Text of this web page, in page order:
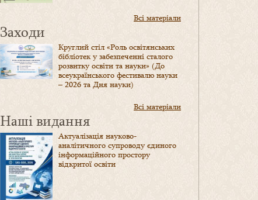
Всі матеріали
Заходи
Круглий стіл «Роль освітянських
бібліотек у забезпеченні сталого
розвитку освіти та науки» (До
всеукраїнського фестивалю науки
– 2026 та Дня науки)
Всі матеріали
Наші видання
Актуалізація науково-
аналітичного супроводу єдиного
інформаційного простору
відкритої освіти